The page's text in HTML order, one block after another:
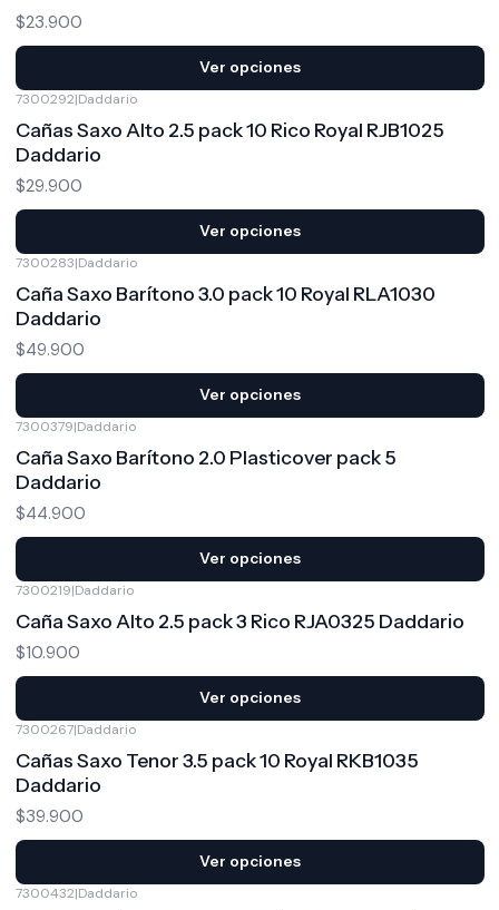
$23.900
Ver opciones
7300292|Daddario
Cañas Saxo Alto 2.5 pack 10 Rico Royal RJB1025
Daddario
$29.900
Ver opciones
7300283|Daddario
Caña Saxo Barítono 3.0 pack 10 Royal RLA1030
Daddario
$49.900
Ver opciones
7300379|Daddario
Caña Saxo Barítono 2.0 Plasticover pack 5
Daddario
$44.900
Ver opciones
7300219|Daddario
Caña Saxo Alto 2.5 pack 3 Rico RJA0325 Daddario
$10.900
Ver opciones
7300267|Daddario
Cañas Saxo Tenor 3.5 pack 10 Royal RKB1035
Daddario
$39.900
Ver opciones
7300432|Daddario